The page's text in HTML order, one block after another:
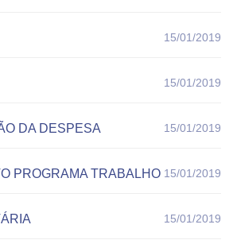
15/01/2019
15/01/2019
DA DESPESA 15/01/2019
PROGRAMA TRABALHO 15/01/2019
15/01/2019